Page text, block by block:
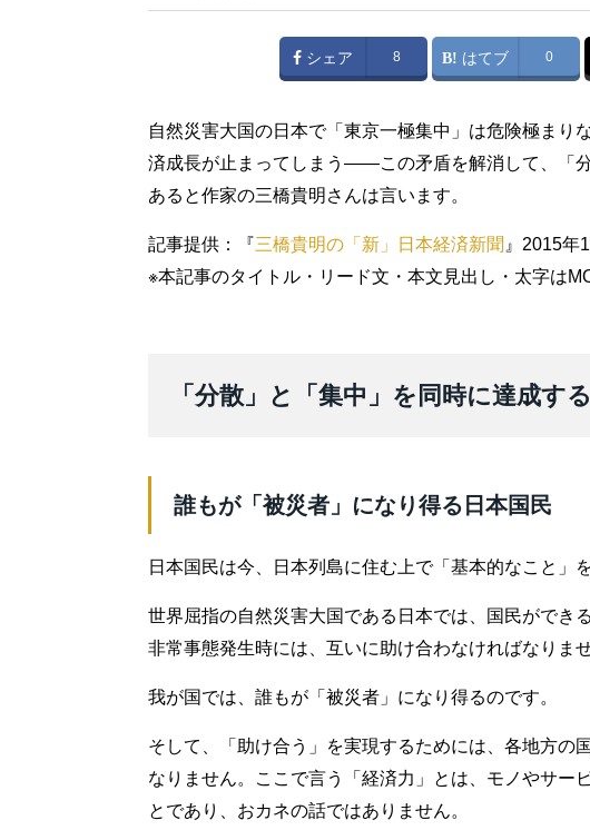
シェア 8 はてブ 0
自然災害大国の日本で「東京一極集中」は危険極まり
済成長が止まってしまう――この矛盾を解消して、「
あると作家の三橋貴明さんは言います。
記事提供：『三橋貴明の「新」日本経済新聞 』2015年
※本記事のタイトル・リード文・本文見出し・太字は
「分散」と「集中」を同時に達成す
誰もが「被災者」になり得る日本国民
日本国民は今、日本列島に住む上で「基本的なこと」
世界屈指の自然災害大国である日本では、国民ができ
非常事態発生時には、互いに助け合わなければなりませ
我が国では、誰もが「被災者」になり得るのです。
そして、「助け合う」を実現するためには、各地方の
なりません。ここで言う「経済力」とは、モノやサー
とであり、おカネの話ではありません。